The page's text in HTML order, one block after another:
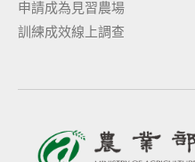
申請成為見習農場
訓練成效線上調查